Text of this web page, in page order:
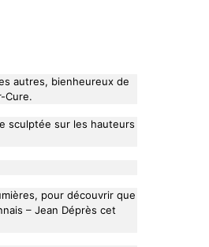
autres, bienheureux de
Cure.
sculptée sur les hauteurs
pour découvrir que
– Jean Déprès cet